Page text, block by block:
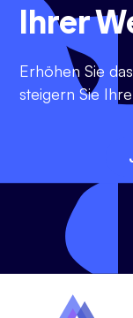
Ihrer
Erhöhen Sie
steigern Sie